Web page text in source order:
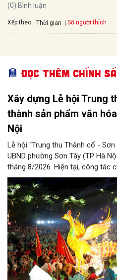
(0) Bình luận
Xếp theo: Thời gian Số người thích
Đọc thêm Chính
Xây dựng Lễ hội Trung
thành sản phẩm văn
Nội
Lễ hội “Trung thu Thành cổ -
UBND phường Sơn Tây (TP Hà
tháng 8/2026. Hiện tại, công tác
chính quyền phường Sơn Tây
vị và 25 tổ dân phố khẩn trương
sẵn sàng mang đến cho Nhân
thu quy mô, đặc sắc và giàu bản